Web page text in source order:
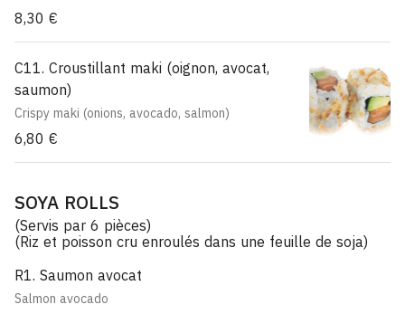
8,30 €
C11. Croustillant maki (oignon, avocat,
saumon)
Crispy maki (onions, avocado, salmon)
6,80 €
SOYA ROLLS
(Servis par 6 pièces)
(Riz et poisson cru enroulés dans une feuille de soja)
R1. Saumon avocat
Salmon avocado